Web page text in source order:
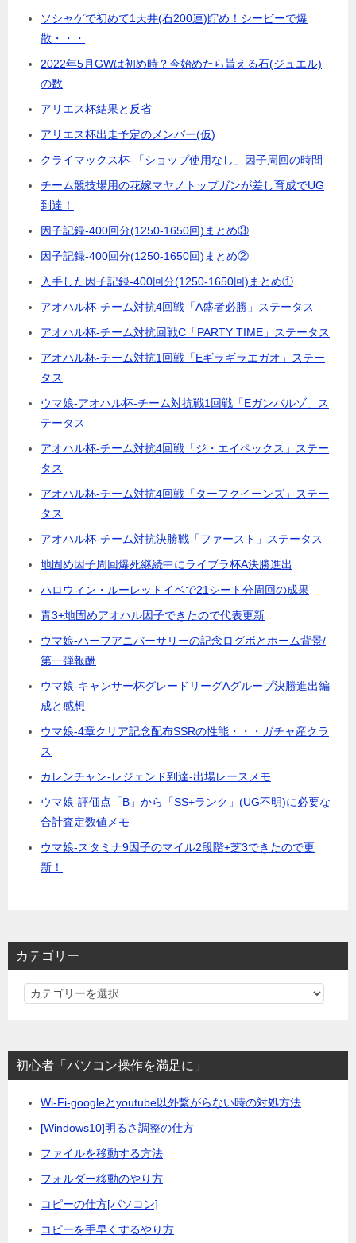
ソシャゲで初めて1天井(石200連)貯め！シービーで爆
散・・・
2022年5月GWは初め時？今始めたら貰える石(ジュエル)
の数
アリエス杯結果と反省
アリエス杯出走予定のメンバー(仮)
クライマックス杯-「ショップ使用なし」因子周回の時間
チーム競技場用の花嫁マヤノトップガンが差し育成でUG
到達！
因子記録-400回分(1250-1650回)まとめ③
因子記録-400回分(1250-1650回)まとめ②
入手した因子記録-400回分(1250-1650回)まとめ①
アオハル杯-チーム対抗4回戦「A盛者必勝」ステータス
アオハル杯-チーム対抗回戦C「PARTY TIME」ステータス
アオハル杯-チーム対抗1回戦「Eギラギラエガオ」ステー
タス
ウマ娘-アオハル杯-チーム対抗戦1回戦「Eガンバルゾ」ス
テータス
アオハル杯-チーム対抗4回戦「ジ・エイペックス」ステー
タス
アオハル杯-チーム対抗4回戦「ターフクイーンズ」ステー
タス
アオハル杯-チーム対抗決勝戦「ファースト」ステータス
地固め因子周回爆死継続中にライブラ杯A決勝進出
ハロウィン・ルーレットイベで21シート分周回の成果
青3+地固めアオハル因子できたので代表更新
ウマ娘-ハーフアニバーサリーの記念ログボとホーム背景/
第一弾報酬
ウマ娘-キャンサー杯グレードリーグAグループ決勝進出編
成と感想
ウマ娘-4章クリア記念配布SSRの性能・・・ガチャ産クラ
ス
カレンチャン-レジェンド到達-出場レースメモ
ウマ娘-評価点「B」から「SS+ランク」(UG不明)に必要な
合計査定数値メモ
ウマ娘-スタミナ9因子のマイル2段階+芝3できたので更
新！
カテゴリー
カ
リ
ー
初心者「パソコン操作を満足に」
Wi-Fi-googleとyoutube以外繋がらない時の対処方法
[Windows10]明るさ調整の仕方
ファイルを移動する方法
フォルダー移動のやり方
コピーの仕方[パソコン]
コピーを手早くするやり方